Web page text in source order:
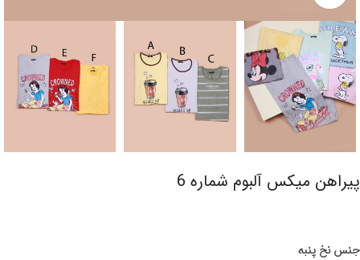
پیراهن میکس آلبوم شماره 6
جنس نخ پنبه